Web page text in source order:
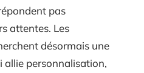
pas
attentes. Les
désormais une
allie personnalisation,